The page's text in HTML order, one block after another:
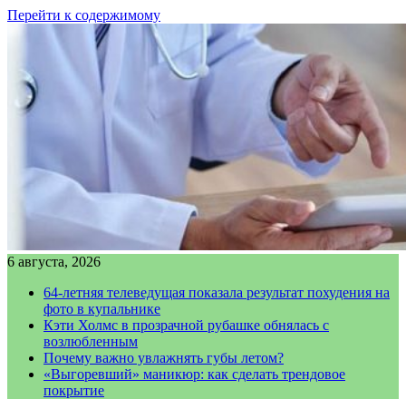
Перейти к содержимому
6 августа, 2026
64-летняя телеведущая показала результат похудения на
фото в купальнике
Кэти Холмс в прозрачной рубашке обнялась с
возлюбленным
Почему важно увлажнять губы летом?
«Выгоревший» маникюр: как сделать трендовое
покрытие